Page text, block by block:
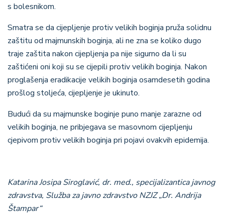
s bolesnikom.
Smatra se da cijepljenje protiv velikih boginja pruža solidnu
zaštitu od majmunskih boginja, ali ne zna se koliko dugo
traje zaštita nakon cijepljenja pa nije sigurno da li su
zaštićeni oni koji su se cijepili protiv velikih boginja. Nakon
proglašenja eradikacije velikih boginja osamdesetih godina
prošlog stoljeća, cijepljenje je ukinuto.
Budući da su majmunske boginje puno manje zarazne od
velikih boginja, ne pribjegava se masovnom cijepljenju
cjepivom protiv velikih boginja pri pojavi ovakvih epidemija.
Katarina Josipa Siroglavić, dr. med., specijalizantica javnog
zdravstva, Služba za javno zdravstvo NZJZ „Dr. Andrija
Štampar“